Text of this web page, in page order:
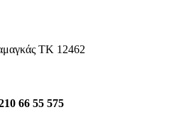
ΤΚ 12462
66 55 575